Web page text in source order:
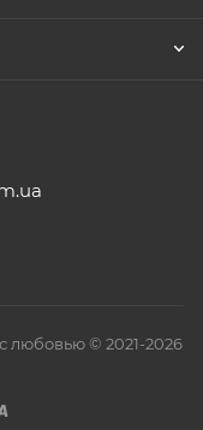
любовью © 2021-2026